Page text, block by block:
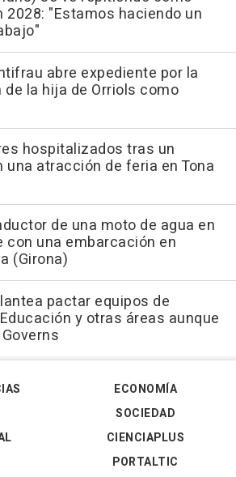
2028: "Estamos haciendo un
abre expediente por la
la hija de Orriols como
hospitalizados tras un
una atracción de feria en Tona
de una moto de agua en
con una embarcación en
(Girona)
pactar equipos de
y otras áreas aunque
ECONOMÍA
SOCIEDAD
CIENCIAPLUS
PORTALTIC